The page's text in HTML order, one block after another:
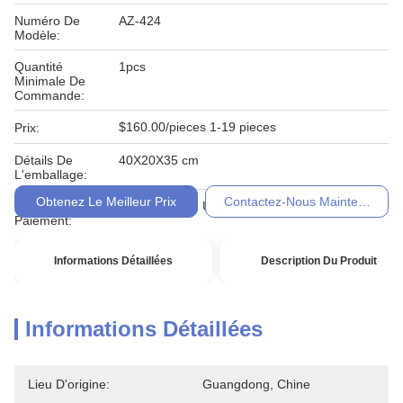
Numéro De
Modèle:
AZ-424
Quantité
Minimale De
Commande:
1pcs
Prix: $160.00/pieces 1-19 pieces
Détails De
L'emballage:
40X20X35 cm
Conditions De
Paiement:
T / T, Western Union, Moneygram
Obtenez Le Meilleur Prix Contactez-Nous Maintenant
Informations Détaillées Description Du Produit
Informations Détaillées
Lieu D'origine: Guangdong, Chine